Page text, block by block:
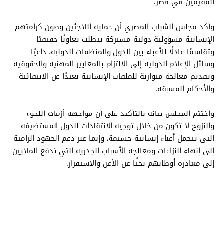
وأكد مجلس الشباب المصري أن حماية اللاجئين وصون كرامتهم
الإنسانية مسؤولية دولية مشتركة تتطلب تعاونًا حقيقيًا
وتقاسمًا عادلًا للأعباء بين الدول والمنظمات الدولية، داعيًا
وسائل الإعلام الدولية إلى الالتزام بالمعايير المهنية والحقوقية
وتقديم معالجة متوازنة للملفات الإنسانية بعيدًا عن الانتقائية
والأحكام المسبقة.
واختتم المجلس بيانه بالتأكيد على أن مواجهة أزمات اللجوء
والنزوح لا تكون من خلال توجيه الانتقادات للدول المستضيفة
التي تتحمل أعباء إنسانية جسيمة، وإنما عبر دعم الجهود الرامية
إلى إنهاء النزاعات ومعالجة الأسباب الجذرية التي تدفع الملايين
إلى مغادرة أوطانهم بحثًا عن الأمن والاستقرار.